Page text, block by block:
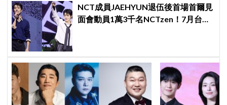
NCT成員JAEHYUN退伍後首場首爾見
面會動員1萬3千名NCTzen！7月台北